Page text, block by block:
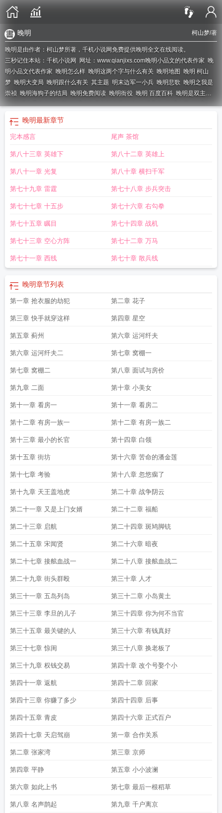
柯山梦/著
晚明
晚明是由作者：柯山梦所著，千机小说网免费提供晚明全文在线阅读。
三秒记住本站：千机小说网 网址：www.qianjixs.com晚明小品文的代表作家 晚
明小品文代表作家 晚明怎么样 晚明这两个字与什么有关 晚明地图 晚明 柯山
梦 晚明大变局 晚明跟什么有关 其主题 明末边军一小兵 晚明悲歌 晚明之我是
崇祯 晚明海狗子的结局 晚明免费阅读 晚明衙役 晚明 百度百科 晚明是双主角
吗晚明小品文名词解释晚明全集完整版免费阅读晚明风华晚明大臣晚明二十
晚明TXT 晚明江南的富裕提供了附庸风雅的环境与条件
怎样
明三大疑案
晚明全集完整版TXT
的区别晚明海狗子 晚明作者 晚明txt电子书 晚明女主角有几个
想家晚明海枭晚明有声免费听书网 晚明思想与文学革新的旗手是
是令人过目不忘晚明好看吗 晚明批判理学坚持情绪合一的思想家
弊商店打开方法 晚明小品文代表人物
晚明时期令人过目不忘堪称是晚明小品文
盘晚明昨时这些字都和什么有关 晚明 校对版 全本晚明水磨调创生后昆曲早
全本TXT
晚明名将 晚明人物介绍 晚明浪漫主义书风代表人物有哪些
度晚明四大家晚明四家 晚明TXT精校版晚明TXT免费全文TXT
在线阅读免费晚明多少字晚明笔趣阁晚明刘民友老婆晚明笔趣阁无弹窗晚明
晚明最新章节
完本感言 尾声 茶馆
第八十三章 英雄下 第八十二章 英雄上
第八十一章 光复 第八十章 横扫千军
第七十九章 雷霆 第七十八章 步兵突击
第七十七章 十五步 第七十六章 右勾拳
第七十五章 瞩目 第七十四章 战机
第七十三章 空心方阵 第七十二章 万马
第七十一章 西线 第七十章 散兵线
晚明章节列表
第一章 抢衣服的劫犯 第二章 花子
第三章 快手就穿这样 第四章 星空
第五章 蓟州 第六章 运河纤夫
第六章 运河纤夫二 第七章 窝棚一
第七章 窝棚二 第八章 面试与房价
第九章 二面 第十章 小美女
第十一章 看房一 第十一章 看房二
第十二章 有房一族一 第十二章 有房一族二
第十三章 最小的长官 第十四章 白领
第十五章 街坊 第十六章 苦命的潘金莲
第十七章 考验 第十八章 忽悠瘸了
第十九章 天王盖地虎 第二十章 战争阴云
第二十一章 又是上门女婿 第二十二章 福船
第二十三章 启航 第二十四章 斑鸠脚铳
第二十五章 宋闻贤 第二十六章 暗夜
第二十七章 接舷血战一 第二十八章 接舷血战二
第二十九章 街头群殴 第三十章 人才
第三十一章 五岛列岛 第三十二章 小岛黄土
第三十三章 李旦的儿子 第三十四章 你为何不当官
第三十五章 最关键的人 第三十六章 有钱真好
第三十七章 惊闺 第三十八章 换老板了
第三十九章 权钱交易 第四十章 改个号娶个小
第四十一章 返航 第四十二章 回家
第四十三章 你赚了多少 第四十四章 后事
第四十五章 青皮 第四十六章 正式百户
第四十七章 天启驾崩 第一章 合作关系
第二章 张家湾 第三章 京师
第四章 平静 第五章 小小波澜
第六章 如此上书 第七章 最后一根稻草
第八章 名声鹊起 第九章 千户离京